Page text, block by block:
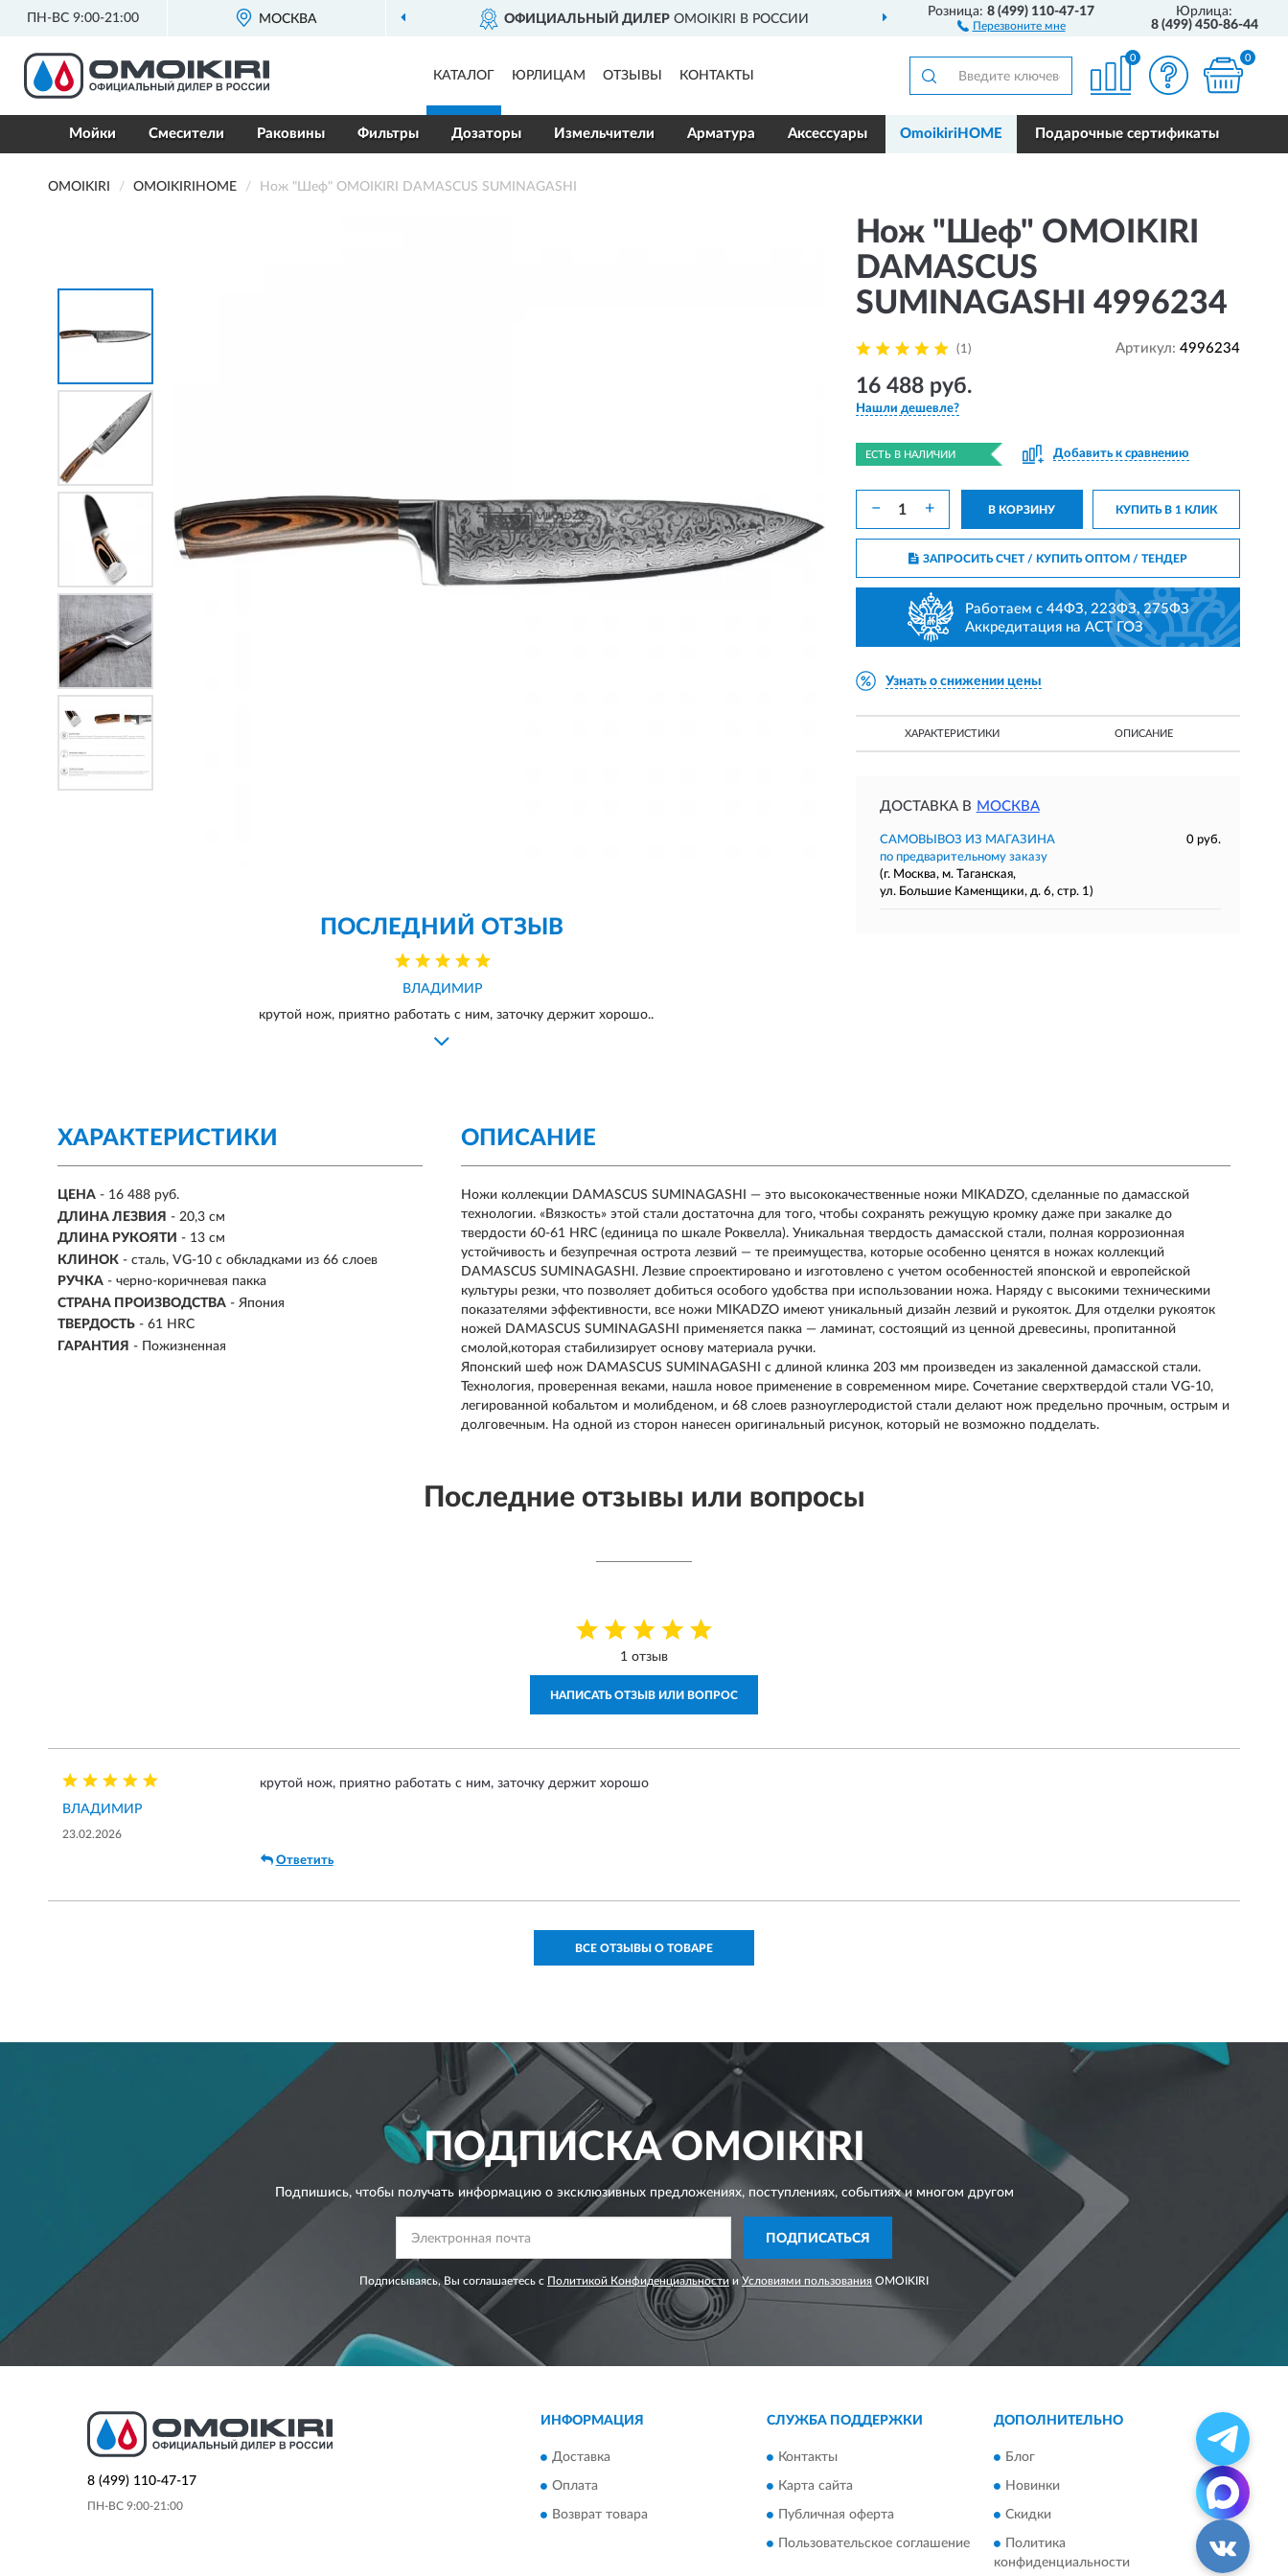
ПН-ВС 9:00-21:00 МОСКВА ОФИЦИАЛЬНЫЙ ДИЛЕРOMOIKIRI В РОССИИ ДОСТАВИМ ПО ВСЕЙ РОССИИ
Розница:8 (499) 110-47-17
Перезвоните мне
Юрлица:
8 (499) 450-86-44
КАТАЛОГ ЮРЛИЦАМ ОТЗЫВЫ КОНТАКТЫ
0 0
Мойки Смесители Раковины Фильтры Дозаторы Измельчители Арматура Аксессуары OmoikiriHOME Подарочные сертификаты
OMOIKIRI OMOIKIRIHOME Нож "Шеф" OMOIKIRI DAMASCUS SUMINAGASHI
ПОСЛЕДНИЙ ОТЗЫВ
ВЛАДИМИР
крутой нож, приятно работать с ним, заточку держит хорошо..
Нож "Шеф" OMOIKIRI
DAMASCUS
SUMINAGASHI 4996234
(1) Артикул: 4996234
16 488 руб.
Нашли дешевле?
ЕСТЬ В НАЛИЧИИ Добавить к сравнению
− + В КОРЗИНУ КУПИТЬ В 1 КЛИК
ЗАПРОСИТЬ СЧЕТ / КУПИТЬ ОПТОМ/ ТЕНДЕР
Работаем с 44ФЗ, 223ФЗ, 275ФЗ
Аккредитация на АСТ ГОЗ
Узнать о снижении цены
ХАРАКТЕРИСТИКИ ОПИСАНИЕ
ДОСТАВКА В МОСКВА
САМОВЫВОЗ ИЗ МАГАЗИНА
0 руб.
по предварительному заказу
(г. Москва, м. Таганская,
ул. Большие Каменщики, д. 6, стр. 1)
ХАРАКТЕРИСТИКИ
ЦЕНА - 16 488 руб.
ДЛИНА ЛЕЗВИЯ - 20,3 см
ДЛИНА РУКОЯТИ - 13 см
КЛИНОК - сталь, VG-10 c обкладками из 66 слоев
РУЧКА - черно-коричневая пакка
СТРАНА ПРОИЗВОДСТВА - Япония
ТВЕРДОСТЬ - 61 HRC
ГАРАНТИЯ - Пожизненная
ОПИСАНИЕ
Ножи коллекции DAMASCUS SUMINAGASHI — это высококачественные ножи MIKADZO, сделанные по дамасской
технологии. «Вязкость» этой стали достаточна для того, чтобы сохранять режущую кромку даже при закалке до
твердости 60-61 HRC (единица по шкале Роквелла). Уникальная твердость дамасской стали, полная коррозионная
устойчивость и безупречная острота лезвий — те преимущества, которые особенно ценятся в ножах коллекций
DAMASCUS SUMINAGASHI. Лезвие спроектировано и изготовлено с учетом особенностей японской и европейской
культуры резки, что позволяет добиться особого удобства при использовании ножа. Наряду с высокими техническими
показателями эффективности, все ножи MIKADZO имеют уникальный дизайн лезвий и рукояток. Для отделки рукояток
ножей DAMASCUS SUMINAGASHI применяется пакка — ламинат, состоящий из ценной древесины, пропитанной
смолой,которая стабилизирует основу материала ручки.
Японский шеф нож DAMASCUS SUMINAGASHI с длиной клинка 203 мм произведен из закаленной дамасской стали.
Технология, проверенная веками, нашла новое применение в современном мире. Сочетание сверхтвердой стали VG-10,
легированной кобальтом и молибденом, и 68 слоев разноуглеродистой стали делают нож предельно прочным, острым и
долговечным. На одной из сторон нанесен оригинальный рисунок, который не возможно подделать.
Последние отзывы или вопросы
1 отзыв
НАПИСАТЬ ОТЗЫВ ИЛИ ВОПРОС
ВЛАДИМИР
23.02.2026
крутой нож, приятно работать с ним, заточку держит хорошо
Ответить
ВСЕ ОТЗЫВЫ О ТОВАРЕ
ПОДПИСКАOMOIKIRI
Подпишись, чтобы получать информацию о эксклюзивных предложениях,поступлениях, событиях и многом другом
ПОДПИСАТЬСЯ
Подписываясь, Вы соглашаетесь с Политикой Конфиденциальности иУсловиями пользования OMOIKIRI
8 (499) 110-47-17
ПН-ВС 9:00-21:00
ИНФОРМАЦИЯ
Доставка
Оплата
Возврат товара
СЛУЖБА ПОДДЕРЖКИ
Контакты
Карта сайта
Публичная оферта
Пользовательское соглашение
ДОПОЛНИТЕЛЬНО
Блог
Новинки
Скидки
Политика
конфиденциальности